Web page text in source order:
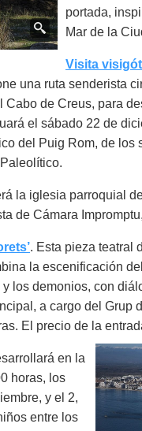
portada,
Mar de la
Visita
una ruta senderista
de Creus, para
el sábado 22 de
del Puig Rom, de los
la iglesia parroquial
de Cámara
. Esta pieza teatral
la escenificación
los demonios, con
a cargo del Grup
El precio de la
en la
horas, los
y el 2,
entre los